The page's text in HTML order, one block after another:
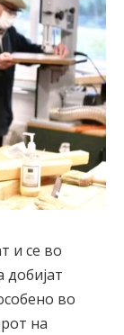
и се во
добијат
во
на